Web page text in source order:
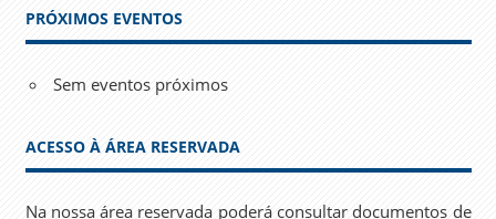
PRÓXIMOS EVENTOS
Sem eventos próximos
ACESSO À ÁREA RESERVADA
Na nossa área reservada poderá consultar documentos de